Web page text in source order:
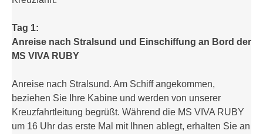
Tag 1:
Anreise nach Stralsund und Einschiffung an Bord der
MS VIVA RUBY
Anreise nach Stralsund. Am Schiff angekommen,
beziehen Sie Ihre Kabine und werden von unserer
Kreuzfahrtleitung begrüßt. Während die MS VIVA RUBY
um 16 Uhr das erste Mal mit Ihnen ablegt, erhalten Sie an